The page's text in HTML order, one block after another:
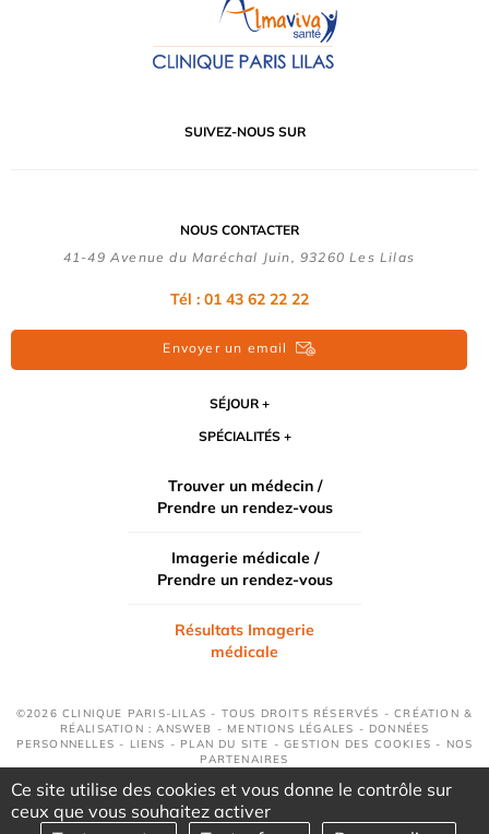
SUIVEZ-NOUS SUR
NOUS CONTACTER
41-49 Avenue du Maréchal Juin, 93260 Les Lilas
Tél : 01 43 62 22 22
Envoyer un email
SÉJOUR
SPÉCIALITÉS
Trouver un médecin /
Prendre un rendez-vous
Imagerie médicale /
Prendre un rendez-vous
Résultats Imagerie
médicale
©2026 CLINIQUE PARIS-LILAS - TOUS DROITS RÉSERVÉS - CRÉATION &
RÉALISATION : ANSWEB - MENTIONS LÉGALES - DONNÉES
PERSONNELLES - LIENS - PLAN DU SITE -GESTION DES COOKIES - NOS
PARTENAIRES
Ce site utilise des cookies et vous donne le contrôle sur
ceux que vous souhaitez activer